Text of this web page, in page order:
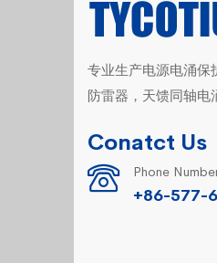
专业生产电源电涌保
防雷器，天馈同轴电
Conatct Us
Phone
+86-577-